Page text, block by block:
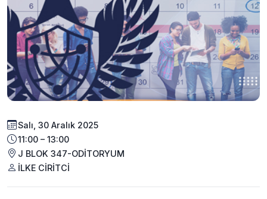
Salı, 30 Aralık 2025
11:00 – 13:00
J BLOK 347-ODİTORYUM
İLKE CİRİTCİ